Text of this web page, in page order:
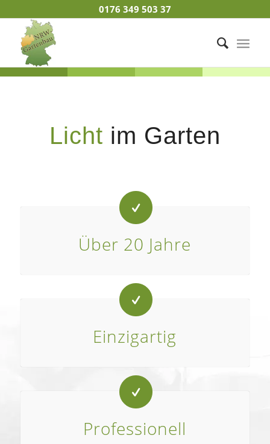
0176 349 503 37
Licht im Garten
Über 20 Jahre
Einzigartig
Professionell